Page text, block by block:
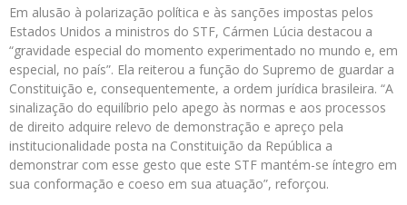
Em alusão à polarização política e às sanções impostas pelos
Estados Unidos a ministros do STF, Cármen Lúcia destacou a
“gravidade especial do momento experimentado no mundo e, em
especial, no país”. Ela reiterou a função do Supremo de guardar a
Constituição e, consequentemente, a ordem jurídica brasileira. “A
sinalização do equilíbrio pelo apego às normas e aos processos
de direito adquire relevo de demonstração e apreço pela
institucionalidade posta na Constituição da República a
demonstrar com esse gesto que este STF mantém-se íntegro em
sua conformação e coeso em sua atuação”, reforçou.